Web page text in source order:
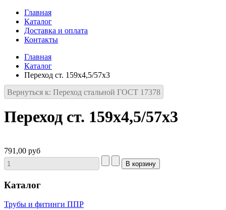
Главная
Каталог
Доставка и оплата
Контакты
Главная
Каталог
Переход ст. 159х4,5/57х3
Вернуться к: Переход стальной ГОСТ 17378
Переход ст. 159х4,5/57х3
791,00 руб
Каталог
Трубы и фитинги ППР